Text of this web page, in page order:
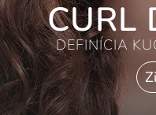
CURL
DEFINÍCIA